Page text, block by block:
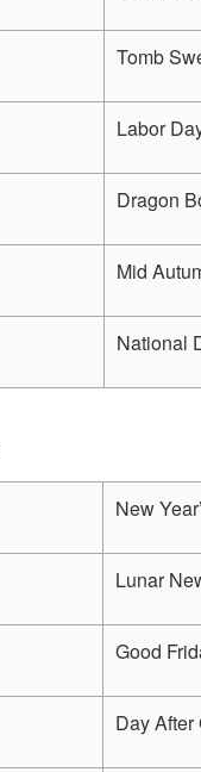
Tomb
Labor
Dragon
Mid
National
New
Lunar
Good
Day After